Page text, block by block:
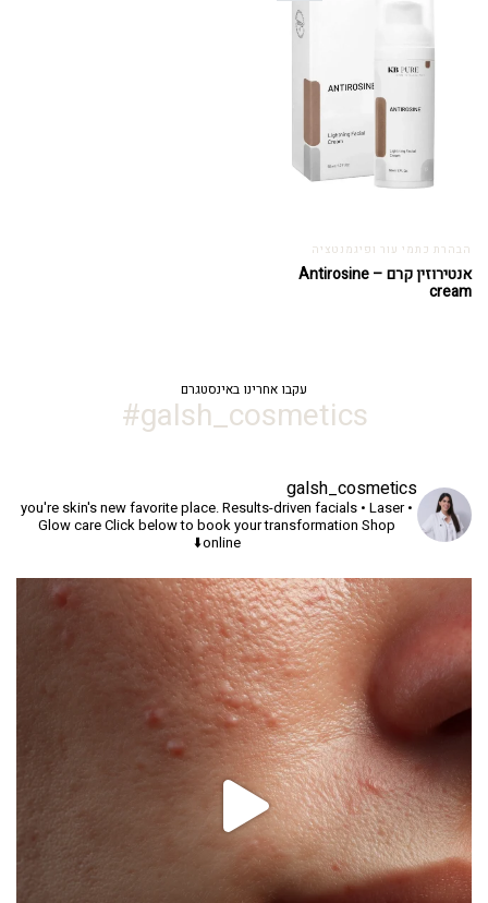
הבהרת כתמי עור ופיגמנטציה
אנטירוזין קרם – Antirosine
cream
עקבו אחרינו באינסטגרם
galsh_cosmetics#
galsh_cosmetics
you're skin's new favorite place.Results-driven facials • Laser •
Glow careClick below to book your transformation Shop
online⬇️